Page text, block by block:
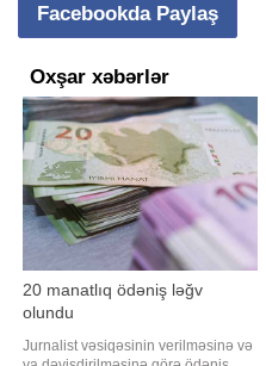
Facebookda Paylaş
Oxşar xəbərlər
20 manatlıq ödəniş ləğv
olundu
Jurnalist vəsiqəsinin verilməsinə və